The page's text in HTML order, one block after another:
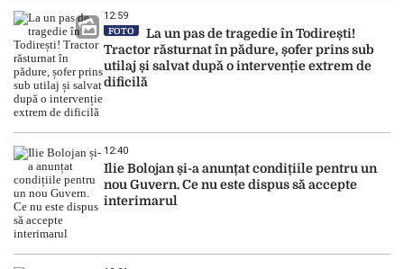
12:59
FOTO
La un pas de tragedie în Todirești!
Tractor răsturnat în pădure, șofer prins sub
utilaj și salvat după o intervenție extrem de
dificilă
12:40
Ilie Bolojan și-a anunțat condițiile pentru un
nou Guvern. Ce nu este dispus să accepte
interimarul